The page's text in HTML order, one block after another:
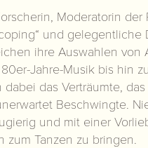
Moderatorin der
und gelegentliche
ihre Auswahlen von
Jahre-Musik bis hin
dabei das Verträumte,
Beschwingte.
und mit einer
zum Tanzen zu bringen.